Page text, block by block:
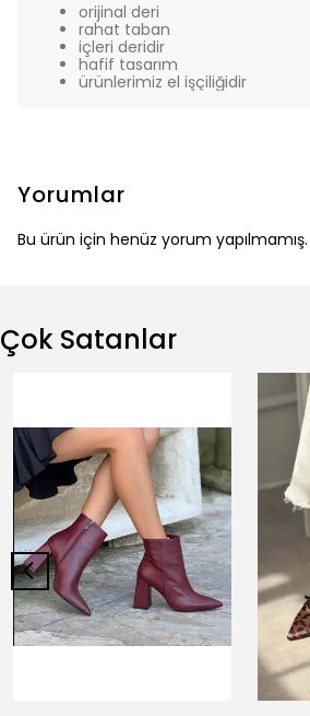
orijinal deri
rahat taban
içleri deridir
hafif tasarım
ürünlerimiz el işçiliğidir
Yorumlar
Bu ürün için henüz yorum yapılmamış.
Çok Satanlar